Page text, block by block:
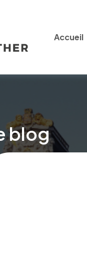
Accueil
blog